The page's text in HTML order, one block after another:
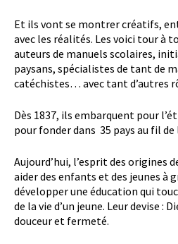
Et ils vont se montrer créatifs,
avec les réalités. Les voici tour à
auteurs de manuels scolaires,
paysans, spécialistes de tant de
catéchistes… avec tant d’autres
Dès 1837, ils embarquent pour
pour fonder dans 35 pays au fil de
Aujourd’hui, l’esprit des origines
aider des enfants et des jeunes à
développer une éducation qui
de la vie d’un jeune. Leur devise :
douceur et fermeté.